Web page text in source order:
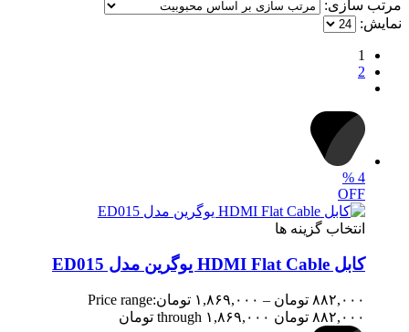
مرتب سازی:
نمایش:
1
2
4
%
OFF
انتخاب گزینه ها
کابل HDMI Flat Cable یوگرین مدل ED015
۸۸۲,۰۰۰ تومان – ۱,۸۶۹,۰۰۰ تومانPrice range:
۸۸۲,۰۰۰ تومان through ۱,۸۶۹,۰۰۰ تومان